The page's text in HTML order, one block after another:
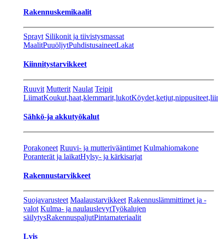
Rakennuskemikaalit
Sprayt Silikonit ja tiivistysmassat
MaalitPuuöljytPuhdistusaineetLakat
Kiinnitystarvikkeet
Ruuvit Mutterit Naulat Teipit
LiimatKoukut,haat,klemmarit,lukot
Sähkö-ja akkutyökalut
Porakoneet Ruuvi- ja mutterivääntimet Kulmahiomakone
Poranterät ja laikatHylsy- ja kärkisarjat
Rakennustarvikkeet
Suojavarusteet Maalaustarvikkeet Rakennuslämmittimet ja -
valot Kulma- ja naulauslevytTyökalujen
säilytysRakennuspaljutPintamateriaalit
Lvis